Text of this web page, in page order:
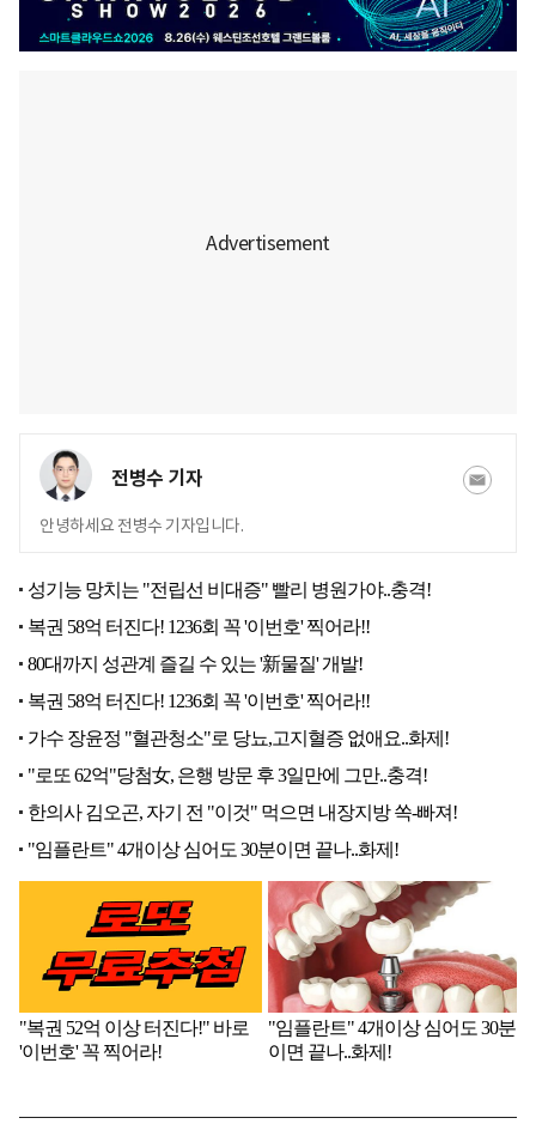
전병수 기자
안녕하세요 전병수 기자입니다.